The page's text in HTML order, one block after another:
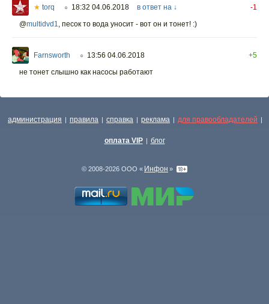
★ torq ○ 18:32 04.06.2018 в ответ на ↓
-1
@multidvd1 песок то вода уносит - вот он и тонет! :)
Farnsworth ○ 13:56 04.06.2018
+5
не тонет слышно как насосы работают
администрация | правила | справка | реклама | для правообладателей |
оплата VIP | блог
© 2008-2026 ООО « Инфон »